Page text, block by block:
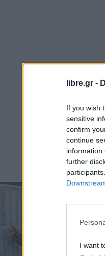
libre.gr -
If you wish
sensitive
confirm
continue
information
further
I want